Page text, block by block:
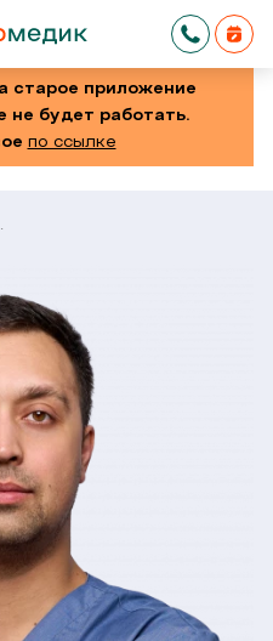
старое приложение
не будет работать.
по ссылке